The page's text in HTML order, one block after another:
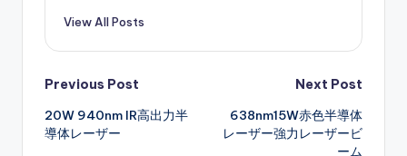
View All Posts
Post
navigation
Previous Post
20W 940nm IR高出力半
導体レーザー
Next Post
638nm15W赤色半導体
レーザー強力レーザービ
ーム